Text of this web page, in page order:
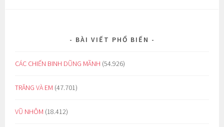
BÀI VIẾT PHỔ BIẾN
CÁC CHIẾN BINH DŨNG MÃNH (54.926)
TRĂNG VÀ EM (47.701)
VŨ NHÔM (18.412)